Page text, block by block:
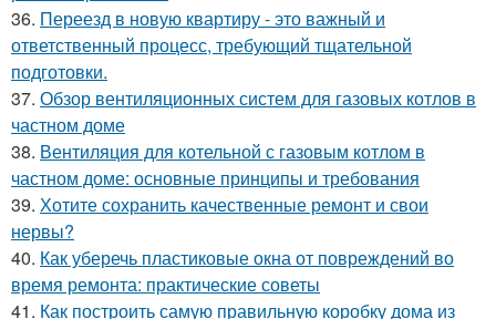
36. Переезд в новую квартиру - это важный и
ответственный процесс, требующий тщательной
подготовки.
37. Обзор вентиляционных систем для газовых котлов в
частном доме
38. Вентиляция для котельной с газовым котлом в
частном доме: основные принципы и требования
39. Хотите сохранить качественные ремонт и свои
нервы?
40. Как уберечь пластиковые окна от повреждений во
время ремонта: практические советы
41. Как построить самую правильную коробку дома из